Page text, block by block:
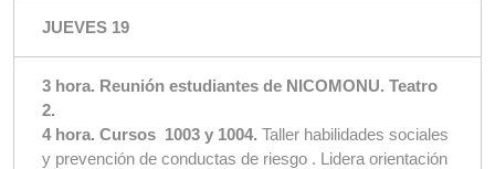
JUEVES 19
3 hora. Reunión estudiantes de NICOMONU. Teatro
2.
4 hora. Cursos 1003 y 1004. Taller habilidades sociales
y prevención de conductas de riesgo . Lidera orientación